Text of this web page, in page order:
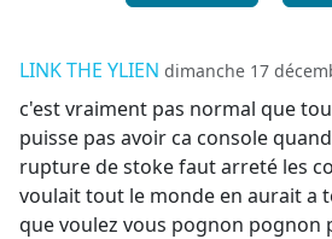
LINK THE YLIEN dimanche 17
c'est vraiment pas normal que
puisse pas avoir ca console
rupture de stoke faut arreté les
voulait tout le monde en aurait a
que voulez vous pognon pognon